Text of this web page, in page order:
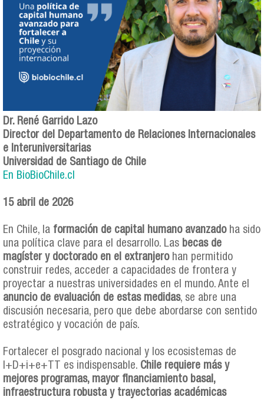
Dr. René Garrido Lazo
Director del Departamento de Relaciones Internacionales
e Interuniversitarias
Universidad de Santiago de Chile
En BioBioChile.cl
15 abril de 2026
En Chile, la formación de capital humano avanzadoha sido
una política clave para el desarrollo. Las becas de
magíster y doctorado en el extranjerohan permitido
construir redes, acceder a capacidades de frontera y
proyectar a nuestras universidades en el mundo. Ante el
anuncio de evaluación de estas medidas, se abre una
discusión necesaria, pero que debe abordarse con sentido
estratégico y vocación de país.
Fortalecer el posgrado nacional y los ecosistemas de
I+D+i+e+TT es indispensable. Chile requiere más y
mejores programas, mayor financiamiento basal,
infraestructura robusta y trayectorias académicas